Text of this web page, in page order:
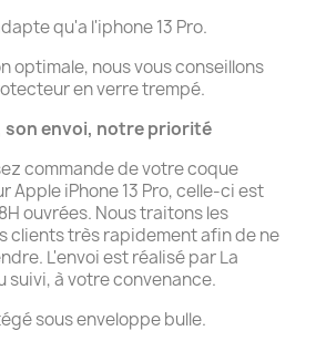
qu'a l'iphone 13 Pro.
optimale, nous vous conseillons
en verre trempé.
son envoi, notre priorité
commande de votre coque
Apple iPhone 13 Pro, celle-ci est
ouvrées. Nous traitons les
clients très rapidement afin de ne
L'envoi est réalisé par La
suivi, à votre convenance.
sous enveloppe bulle.